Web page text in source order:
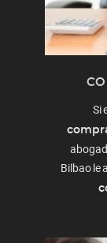
Si
Bilbao le